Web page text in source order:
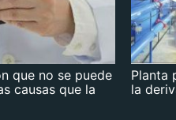
que no se puede
causas que la
Planta
la